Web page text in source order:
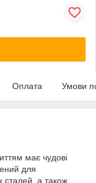
Оплата Умови
має чудові
для
сталей, а також